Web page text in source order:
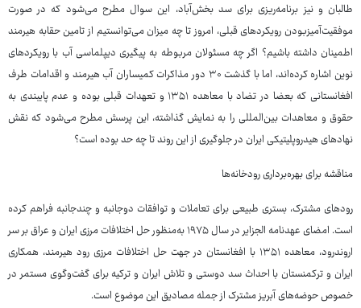
طالبان و نیز برنامه‌ریزی برای سد بخش‌آباد، این سوال مطرح می‌شود که در صورت
موفقیت‌آمیزبودن رویکردهای قبلی، امروز تا چه میزان می‌توانستیم از تامین حقابه هیرمند
اطمینان داشته باشیم؟ اگر چه مسئولان مربوطه به پیگیری دیپلماسی آب با رویکردهای
نوین اشاره کرده‌اند، اما با گذشت ۳۰ دور مذاکرات کمیساران آب هیرمند و اقدامات طرف
افغانستانی که بعضا در تضاد با معاهده ۱۳۵۱ و تعهدات قبلی بوده و عدم پایبندی به
حقوق و معاهدات بین‌المللی را به نمایش گذاشته، این پرسش مطرح می‌شود که نقش
نهادهای هیدروپلیتیکی ایران در جلوگیری از این روند تا چه حد بوده است؟
مناقشه برای بهره‌برداری رودخانه‌ها
رودهای مشترک، بستری طبیعی برای تعاملات و توافقات دوجانبه و چندجانبه فراهم کرده
است. امضای عهدنامه الجزایر در سال ۱۹۷۵ به‌منظور حل اختلافات مرزی ایران و عراق بر سر
اروندرود، معاهده ۱۳۵۱ با افغانستان در جهت حل اختلافات مرزی رود هیرمند، همکاری
ایران و ترکمنستان با احداث سد دوستی و تلاش ایران و ترکیه برای گفت‌وگوی مستمر در
خصوص حوضه‌های آبریز مشترک از جمله مصادیق این موضوع است.